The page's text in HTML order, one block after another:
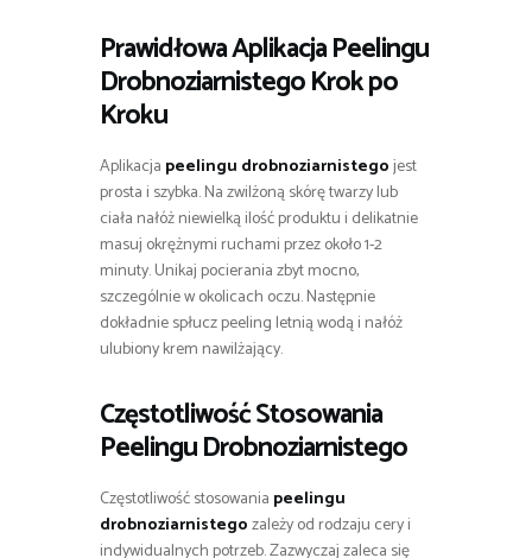
Prawidłowa Aplikacja Peelingu
Drobnoziarnistego Krok po
Kroku
Aplikacja peelingu drobnoziarnistegojest
prosta i szybka. Na zwilżoną skórę twarzy lub
ciała nałóż niewielką ilość produktu i delikatnie
masuj okrężnymi ruchami przez około 1-2
minuty. Unikaj pocierania zbyt mocno,
szczególnie w okolicach oczu. Następnie
dokładnie spłucz peeling letnią wodą i nałóż
ulubiony krem nawilżający.
Częstotliwość Stosowania
Peelingu Drobnoziarnistego
Częstotliwość stosowania peelingu
drobnoziarnistegozależy od rodzaju cery i
indywidualnych potrzeb. Zazwyczaj zaleca się